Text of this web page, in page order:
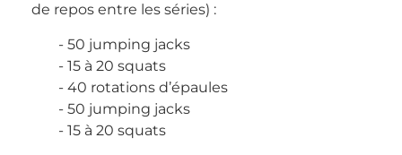
de repos entre les séries) :
50 jumping jacks
15 à 20 squats
40 rotations d’épaules
50 jumping jacks
15 à 20 squats